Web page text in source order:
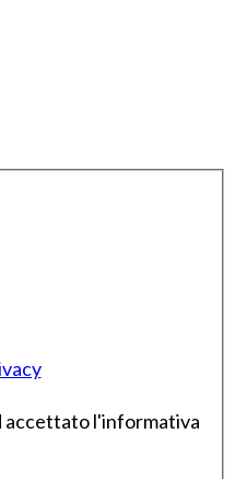
accettato l'informativa